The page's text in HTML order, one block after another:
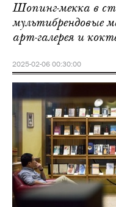
Шопинг-мекка в
мультибрендовые
арт-галерея и
2025-02-06 00:30:00